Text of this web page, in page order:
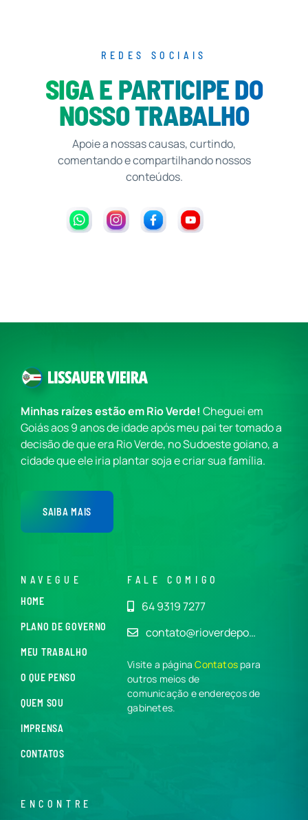
REDES SOCIAIS
SIGA E PARTICIPE DO
NOSSO TRABALHO
Apoie a nossas causas, curtindo,
comentando e compartilhando nossos
conteúdos.
Minhas raízes estão em Rio Verde! Cheguei em
Goiás aos 9 anos de idade após meu pai ter tomado a
decisão de que era Rio Verde, no Sudoeste goiano, a
cidade que ele iria plantar soja e criar sua família.
SAIBA MAIS
NAVEGUE
HOME
PLANO DE GOVERNO
MEU TRABALHO
O QUE PENSO
QUEM SOU
IMPRENSA
CONTATOS
FALE COMIGO
64 9319 7277
contato@rioverdepo…
Visite a páginaContatos para
outros meios de
comunicação e endereços de
gabinetes.
ENCONTRE